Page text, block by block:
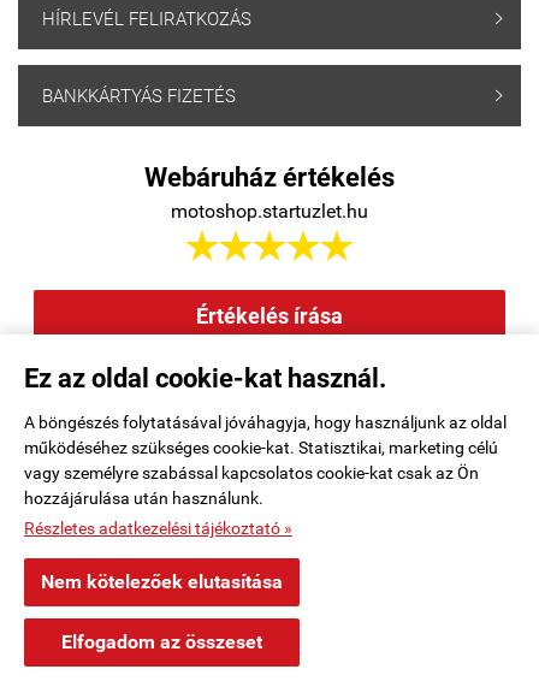
Ez az oldal cookie-kat használ.
A böngészés folytatásával jóváhagyja, hogy használjunk az oldal
működéséhez szükséges cookie-kat. Statisztikai, marketing célú
vagy személyre szabással kapcsolatos cookie-kat csak az Ön
hozzájárulása után használunk.
Részletes adatkezelési tájékoztató »
Nem kötelezőek elutasítása
Elfogadom az összeset
HÍRLEVÉL FELIRATKOZÁS 
BANKKÁRTYÁS FIZETÉS 
Webáruház értékelés
motoshop.startuzlet.hu

Értékelés írása
Rendelési feltételek|Elérhetőségek|Kosár tartalma, megrendelés
Oldaltérkép|
motoshop.startuzlet.hu - SB Motoralkatrész Kft.
Webáruház készítés
Kósa Baks településről
Vásárolt a webáruházban
55 perccel ezelőtt 